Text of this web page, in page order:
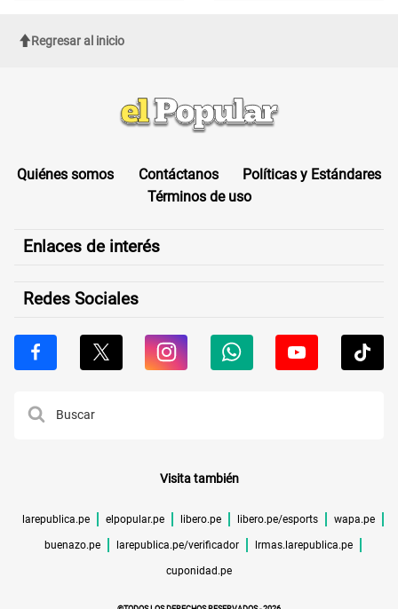
Regresar al inicio
Quiénes somos Contáctanos
Políticas y Estándares
Términos de uso
Enlaces de interés
Redes Sociales
Visita también
larepublica.pe elpopular.pe libero.pe libero.pe/esports wapa.pe
buenazo.pe larepublica.pe/verificador lrmas.larepublica.pe
cuponidad.pe